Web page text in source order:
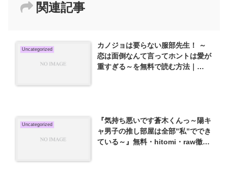
関連記事
Uncategorized
カノジョは要らない服部先生！ ～
恋は面倒なんて言ってホントは愛が
重すぎる～を無料で読む方法｜
Uncategorized
『気持ち悪いです蒼木くんっ～陽キ
ャ男子の推し部屋は全部”私”ででき
ている～』無料・hitomi・raw徹底